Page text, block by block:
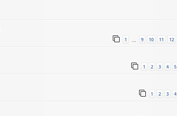
1 … 9 10 11 12
1 2 3 4 5
1 2 3 4